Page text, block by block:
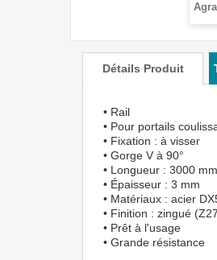
Détails Produit
• Rail
• Pour portails
• Fixation : à visser
• Gorge V à 90°
• Longueur : 3000 mm
• Épaisseur : 3 mm
• Matériaux : acier
• Finition : zingué
• Prêt à l'usage
• Grande résistance